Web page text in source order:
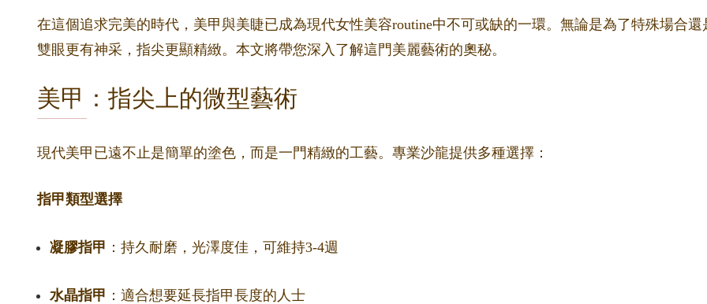
在這個追求完美的時代，美甲與美睫已成為現代女性美容routine中不可或缺的一環。無論是為了特殊場合
雙眼更有神采，指尖更顯精緻。本文將帶您深入了解這門美麗藝術的奧秘。
美甲：指尖上的微型藝術
現代美甲已遠不止是簡單的塗色，而是一門精緻的工藝。專業沙龍提供多種選擇：
指甲類型選擇
凝膠指甲 ：持久耐磨，光澤度佳，可維持3-4週
水晶指甲 ：適合想要延長指甲長度的人士